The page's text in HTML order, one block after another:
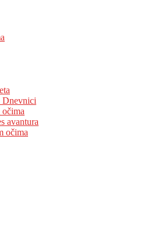
avantura
očima